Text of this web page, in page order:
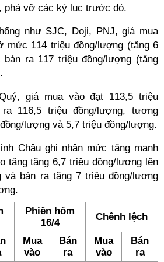
phá vỡ các kỷ lục trước đó.
như SJC, Doji, PNJ, giá mua
mức 114 triệu đồng/lượng (tăng 6
ra 117 triệu đồng/lượng (tăng
giá mua vào đạt 113,5 triệu
116,5 triệu đồng/lượng, tương
lượng và 5,7 triệu đồng/lượng.
Châu ghi nhận mức tăng mạnh
tăng tăng 6,7 triệu đồng/lượng lên
và bán ra tăng 7 triệu đồng/lượng
Phiên hôm
16/4
Chênh lệch
Mua
vào
Bán
ra
Mua
vào
Bán
ra